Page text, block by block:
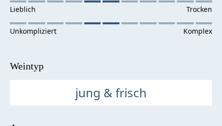
Weintyp
jung & frisch